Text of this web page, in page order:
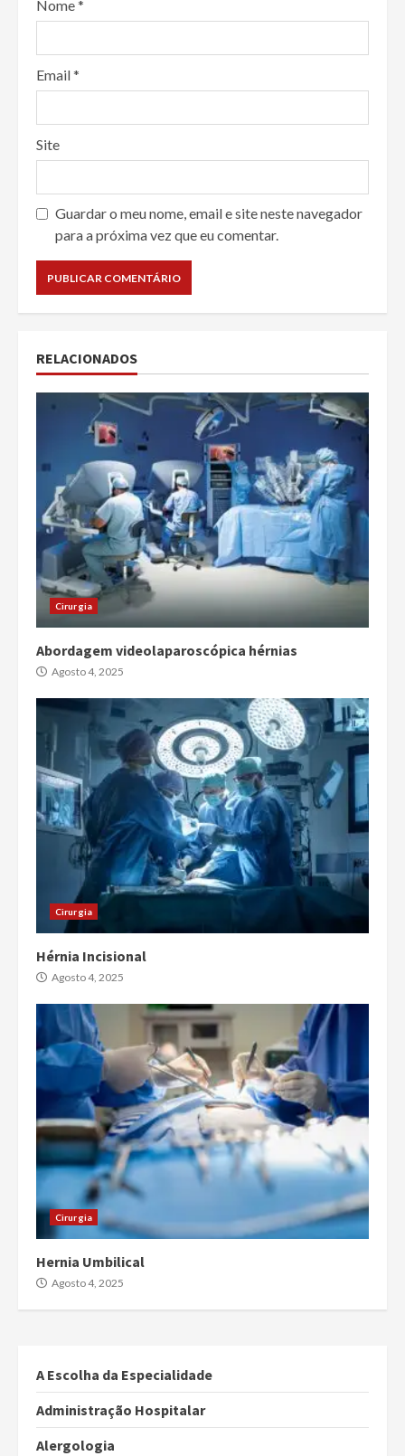
Nome*
Email*
Site
Guardar o meu nome, email e site neste navegador
para a próxima vez que eu comentar.
RELACIONADOS
Cirurgia
Abordagem videolaparoscópica hérnias
Agosto 4, 2025
Cirurgia
Hérnia Incisional
Agosto 4, 2025
Cirurgia
Hernia Umbilical
Agosto 4, 2025
A Escolha da Especialidade
Administração Hospitalar
Alergologia